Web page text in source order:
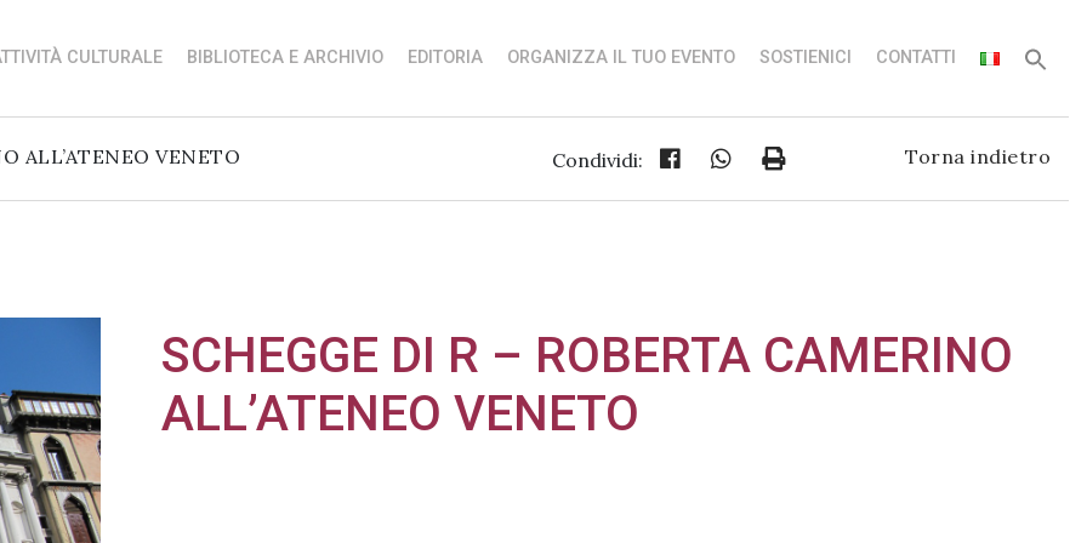
CULTURALE BIBLIOTECA E ARCHIVIO EDITORIA ORGANIZZA IL TUO EVENTO SOSTIENICI CONTATTI
ALL’ATENEO VENETO Condividi: Torna indietro
SCHEGGE DI R – ROBERTA CAMERINO
ALL’ATENEO VENETO